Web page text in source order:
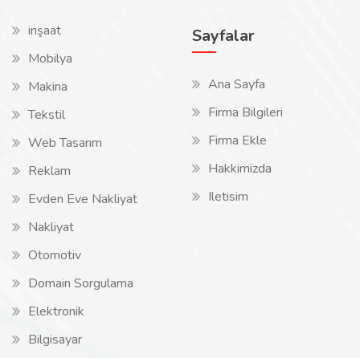
inşaat
Mobilya
Makina
Tekstil
Web Tasarım
Reklam
Evden Eve Nakliyat
Nakliyat
Otomotiv
Domain Sorgulama
Elektronik
Bilgisayar
Sayfalar
Ana Sayfa
Firma Bilgileri
Firma Ekle
Hakkimizda
Iletisim